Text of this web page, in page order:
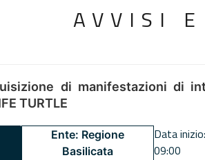
AVVISI
di manifestazioni di
TURTLE
Ente: Regione
Basilicata
Data
09:00